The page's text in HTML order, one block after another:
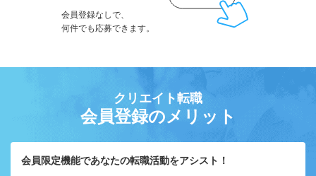
会員登録なしで、
何件でも応募できます。
クリエイト転職
会員登録のメリット
会員限定機能であなたの転職活動をアシスト！